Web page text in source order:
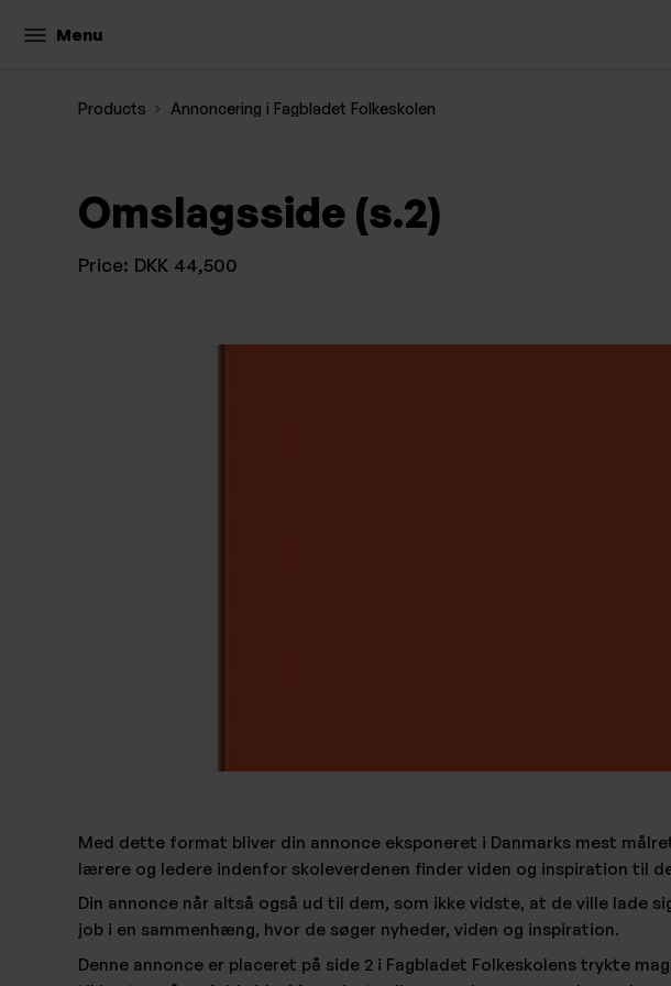
Menu
Products Annoncering i Fagbladet Folkeskolen
Omslagsside (s.2)
Price: DKK 44,500
Med dette format bliver din annonce eksponeret i Danmarks mest
lærere og ledere indenfor skoleverdenen finder viden og inspiration til
Din annonce når altså også ud til dem, som ikke vidste, at de ville lade
job i en sammenhæng, hvor de søger nyheder, viden og inspiration.
Denne annonce er placeret på side 2 i Fagbladet Folkeskolens trykte